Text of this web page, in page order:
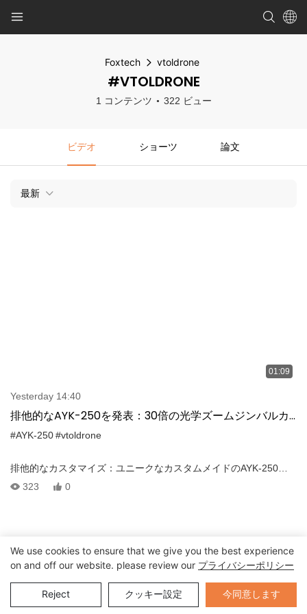
Foxtech vtoldrone
#VTOLDRONE
1 コンテンツ 322 ビュー
ビデオ ショーツ 論文
最新
01:09
Yesterday 14:40
排他的なAYK-250を発表：30倍の光学ズームジンバルカ
メラを備えたカスタマイズグレーVTOLドローン
#AYK-250#vtoldrone
排他的なカスタマイズ：ユニークなカスタムメイドのAYK-250
VTOLの紹介！この個別化されたドローンは、印象的な灰色で際立
由は何ですか？特殊なシーカー30 TRジンバルカメラが装備されて
おり、比類のない検査のための印象的な30倍のズーム機能を誇っ
ています。
323 0
Send Inquiry
We use cookies to ensure that we give you the best experience
on and off our website. please review our プライバシーポリシー
Reject クッキー設定 今同意します